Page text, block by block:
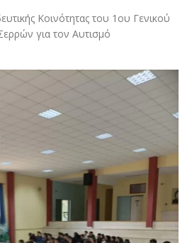
Κοινότητας του 1ου Γενικού
για τον Αυτισμό